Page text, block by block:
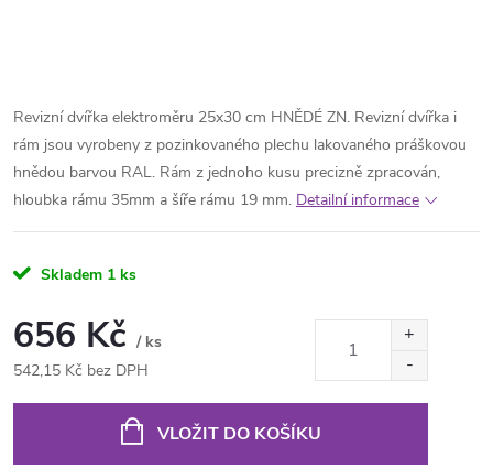
Revizní dvířka elektroměru 25x30 cm HNĚDÉ ZN. Revizní dvířka i
rám jsou vyrobeny z pozinkovaného plechu lakovaného práškovou
hnědou barvou RAL. Rám z jednoho kusu precizně zpracován,
hloubka rámu 35mm a šíře rámu 19 mm. Detailní informace
Skladem 1 ks
656 Kč / ks
542,15 Kč bez DPH
VLOŽIT DO KOŠÍKU